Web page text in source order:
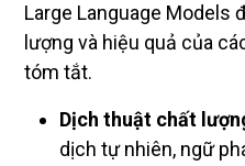
Large Language Models
lượng và hiệu quả của
tóm tắt.
Dịch thuật chất
dịch tự nhiên, ngữ